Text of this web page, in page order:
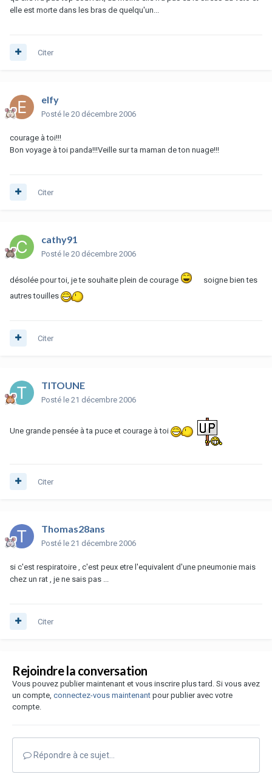
elle est morte dans les bras de quelqu'un...
Citer
elfy
Posté le 20 décembre 2006
courage à toi!!!
Bon voyage à toi panda!!!Veille sur ta maman de ton nuage!!!
Citer
cathy91
Posté le 20 décembre 2006
désolée pour toi, je te souhaite plein de courage
soigne bien tes
autres touilles
Citer
TITOUNE
Posté le 21 décembre 2006
Une grande pensée à ta puce et courage à toi
Citer
Thomas28ans
Posté le 21 décembre 2006
si c'est respiratoire , c'est peux etre l'equivalent d'une pneumonie mais
chez un rat , je ne sais pas ...
Citer
Rejoindre la conversation
Vous pouvez publier maintenant et vous inscrire plus tard. Si vous avez
un compte, connectez-vous maintenant pour publier avec votre
compte.
Répondre à ce sujet…